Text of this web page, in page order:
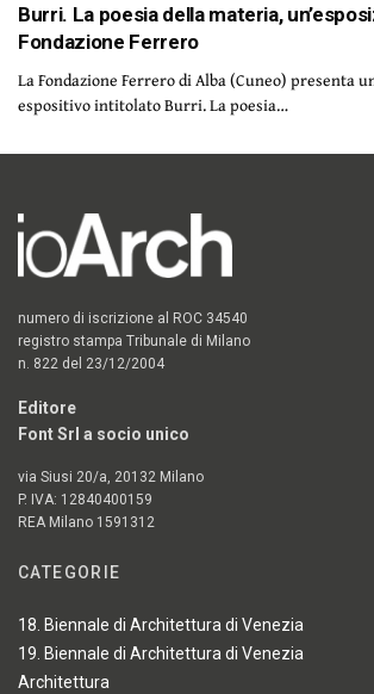
Burri. La poesia della materia,
Fondazione Ferrero
La Fondazione Ferrero di Alba (Cuneo) presenta
espositivo intitolato Burri. La poesia…
numero di iscrizione al ROC 34540
registro stampa Tribunale di Milano
n. 822 del 23/12/2004
Editore
Font Srl a socio unico
via Siusi 20/a, 20132 Milano
P. IVA: 12840400159
REA Milano 1591312
CATEGORIE
18. Biennale di Architettura di Venezia
19. Biennale di Architettura di Venezia
Architettura